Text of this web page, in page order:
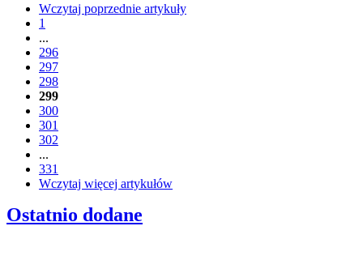
Wczytaj poprzednie artykuły
1
...
296
297
298
299
300
301
302
...
331
Wczytaj więcej artykułów
Ostatnio dodane